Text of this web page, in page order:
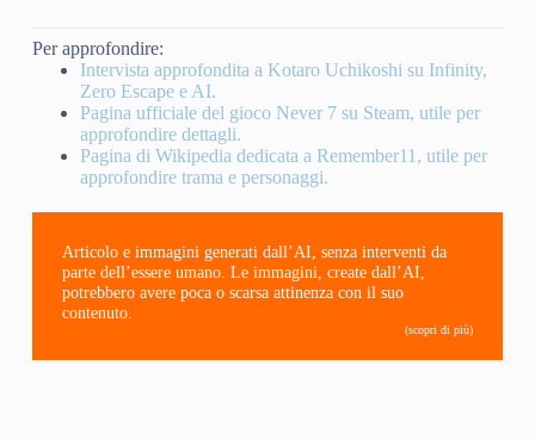
Per approfondire:
Intervista approfondita a Kotaro Uchikoshi su Infinity,
Zero Escape e AI.
Pagina ufficiale del gioco Never 7 su Steam, utile per
approfondire dettagli.
Pagina di Wikipedia dedicata a Remember11, utile per
approfondire trama e personaggi.
Articolo e immagini generati dall’AI, senza interventi da
parte dell’essere umano. Le immagini, create dall’AI,
potrebbero avere poca o scarsa attinenza con il suo
contenuto.
(scopri di più)